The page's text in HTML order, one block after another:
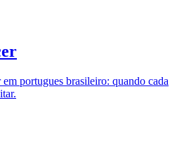
portugues brasileiro: quando cada